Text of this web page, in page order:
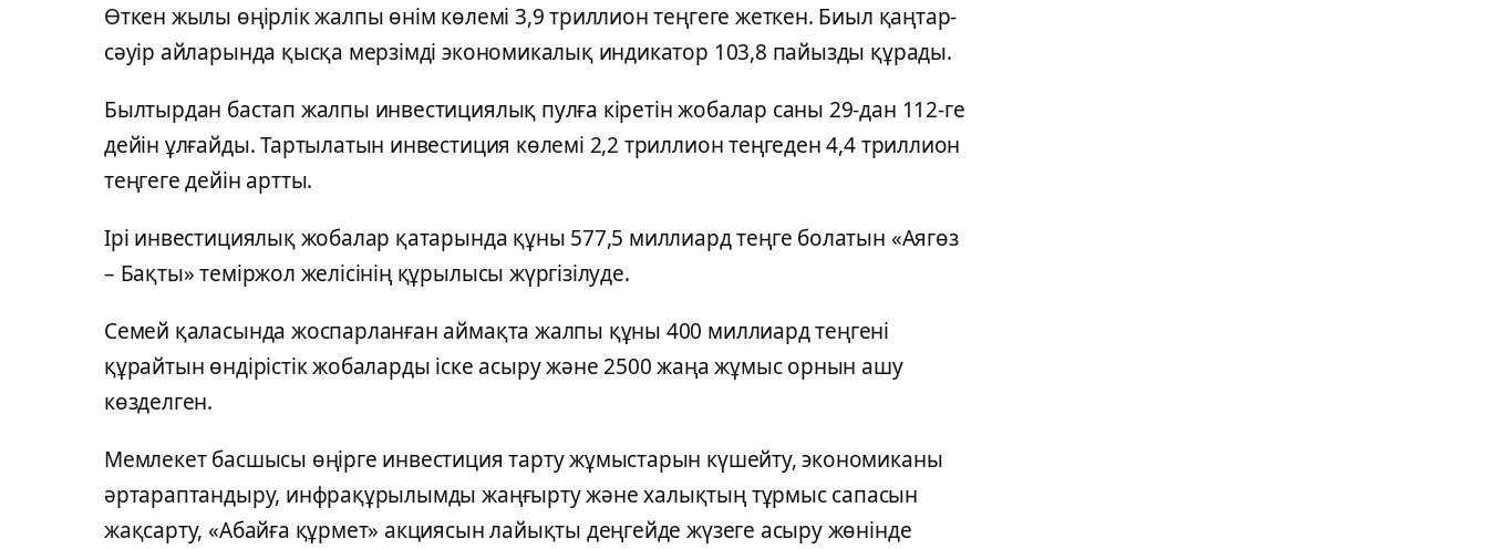
Өткен жылы өңірлік жалпы өнім көлемі 3,9 триллион теңгеге жеткен. Биыл қаңтар-
сәуір айларында қысқа мерзімді экономикалық индикатор 103,8 пайызды құрады.
Былтырдан бастап жалпы инвестициялық пулға кіретін жобалар саны 29-дан 112-ге
дейін ұлғайды. Тартылатын инвестиция көлемі 2,2 триллион теңгеден 4,4 триллион
теңгеге дейін артты.
Ірі инвестициялық жобалар қатарында құны 577,5 миллиард теңге болатын «Аягөз
– Бақты» теміржол желісінің құрылысы жүргізілуде.
Семей қаласында жоспарланған аймақта жалпы құны 400 миллиард теңгені
құрайтын өндірістік жобаларды іске асыру және 2500 жаңа жұмыс орнын ашу
көзделген.
Мемлекет басшысы өңірге инвестиция тарту жұмыстарын күшейту, экономиканы
әртараптандыру, инфрақұрылымды жаңғырту және халықтың тұрмыс сапасын
жақсарту, «Абайға құрмет» акциясын лайықты деңгейде жүзеге асыру жөнінде